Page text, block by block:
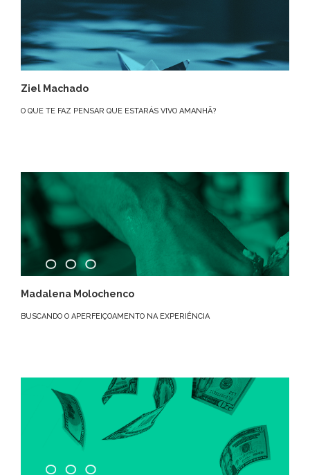
Ziel Machado
O QUE TE FAZ PENSAR QUE ESTARÁS VIVO AMANHÃ?
Madalena Molochenco
BUSCANDO O APERFEIÇOAMENTO NA EXPERIÊNCIA